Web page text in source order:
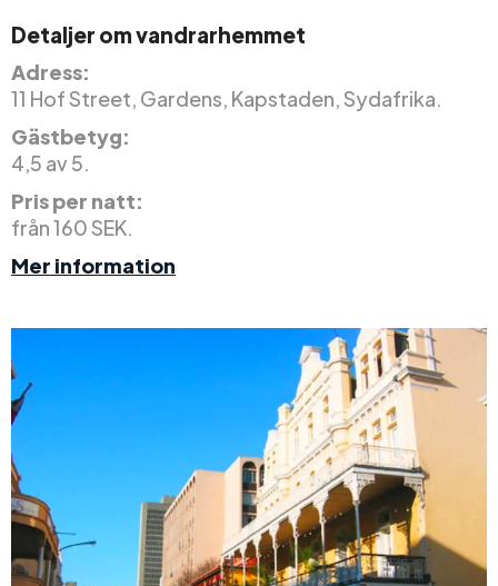
Detaljer om vandrarhemmet
Adress:
11 Hof Street, Gardens, Kapstaden, Sydafrika.
Gästbetyg:
4,5 av 5.
Pris per natt:
från 160 SEK.
Mer information